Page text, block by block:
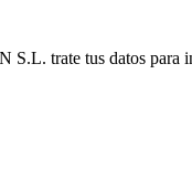
trate tus datos para